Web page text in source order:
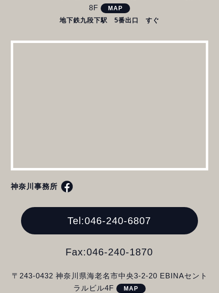
8F
MAP
地下鉄九段下駅 5番出口 すぐ
神奈川事務所
Tel:046-240-6807
Fax:046-240-1870
〒243-0432 神奈川県海老名市中央3-2-20 EBINAセント
ラルビル4F
MAP